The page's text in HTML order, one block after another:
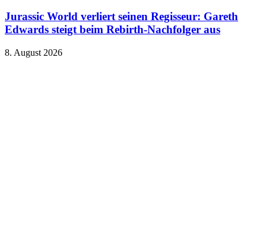
Jurassic World verliert seinen Regisseur: Gareth
Edwards steigt beim Rebirth-Nachfolger aus
8. August 2026